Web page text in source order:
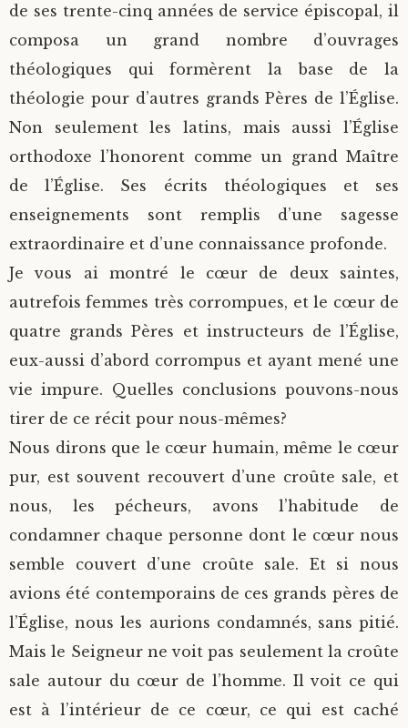
de ses trente-cinq années de service épiscopal, il
composa un grand nombre d’ouvrages
théologiques qui formèrent la base de la
théologie pour d’autres grands Pères de l’Église.
Non seulement les latins, mais aussi l’Église
orthodoxe l’honorent comme un grand Maître
de l’Église. Ses écrits théologiques et ses
enseignements sont remplis d’une sagesse
extraordinaire et d’une connaissance profonde.
Je vous ai montré le cœur de deux saintes,
autrefois femmes très corrompues, et le cœur de
quatre grands Pères et instructeurs de l’Église,
eux-aussi d’abord corrompus et ayant mené une
vie impure. Quelles conclusions pouvons-nous
tirer de ce récit pour nous-mêmes?
Nous dirons que le cœur humain, même le cœur
pur, est souvent recouvert d’une croûte sale, et
nous, les pécheurs, avons l’habitude de
condamner chaque personne dont le cœur nous
semble couvert d’une croûte sale. Et si nous
avions été contemporains de ces grands pères de
l’Église, nous les aurions condamnés, sans pitié.
Mais le Seigneur ne voit pas seulement la croûte
sale autour du cœur de l’homme. Il voit ce qui
est à l’intérieur de ce cœur, ce qui est caché